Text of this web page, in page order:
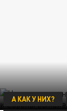
А КАК У НИХ?